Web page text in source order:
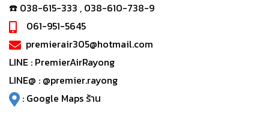
☎️ 038-615-333 , 038-610-738-9
061-951-5645
premierair305@hotmail.com
LINE : PremierAirRayong
LINE@ : @premier.rayong
: Google Maps ร้าน